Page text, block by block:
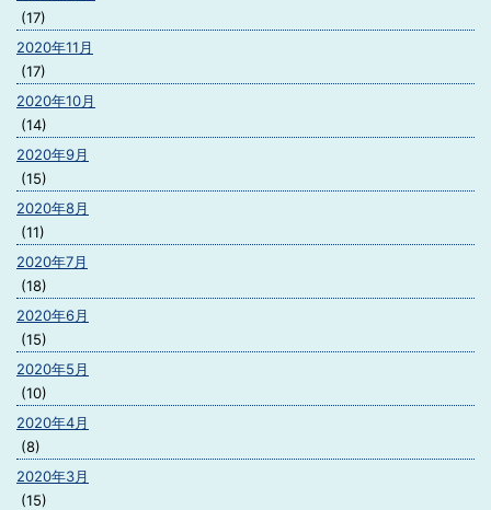
(17)
2020年11月
(17)
2020年10月
(14)
2020年9月
(15)
2020年8月
(11)
2020年7月
(18)
2020年6月
(15)
2020年5月
(10)
2020年4月
(8)
2020年3月
(15)